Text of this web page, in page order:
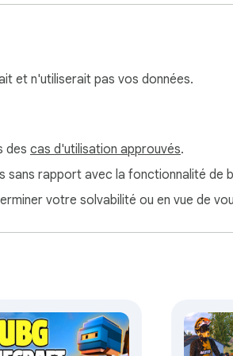
et n'utiliserait pas vos données.
des cas d'utilisation approuvés.
sans rapport avec la fonctionnalité de
votre solvabilité ou en vue de